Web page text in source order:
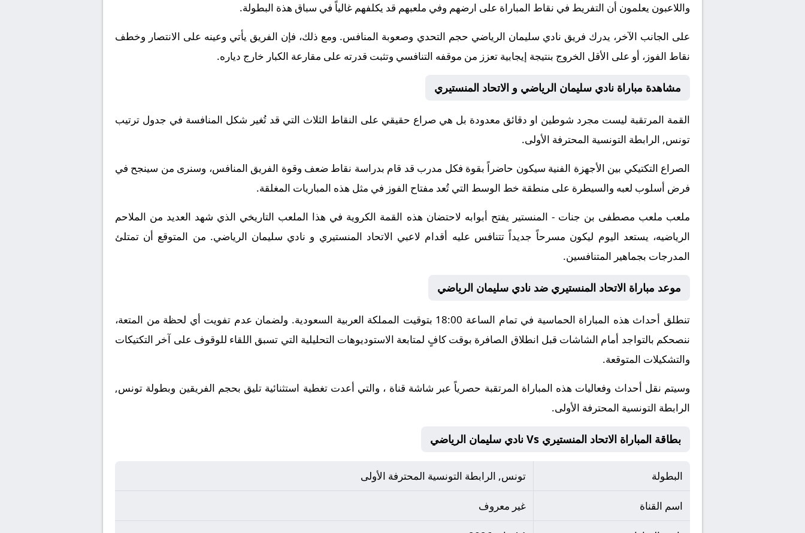
واللاعبون يعلمون أن التفريط في نقاط المباراة على ارضهم وفي ملعبهم قد يكلفهم غالياً في سباق هذة البطولة.
على الجانب الآخر، يدرك فريق نادي سليمان الرياضي حجم التحدي وصعوبة المنافس. ومع ذلك، فإن الفريق يأتي وعينه على الانتصار وخطف
نقاط الفوز، أو على الأقل الخروج بنتيجة إيجابية تعزز من موقفه التنافسي وتثبت قدرته على مقارعة الكبار خارج دياره.
مشاهدة مباراة نادي سليمان الرياضي و الاتحاد المنستيري
القمة المرتقبة ليست مجرد شوطين او دقائق معدودة بل هي صراع حقيقي على النقاط الثلاث التي قد تُغير شكل المنافسة في جدول ترتيب
تونس, الرابطة التونسية المحترفة الأولى.
الصراع التكتيكي بين الأجهزة الفنية سيكون حاضراً بقوة فكل مدرب قد قام بدراسة نقاط ضعف وقوة الفريق المنافس، وسنرى من سينجح في
فرض أسلوب لعبه والسيطرة على منطقة خط الوسط التي تُعد مفتاح الفوز في مثل هذه المباريات المغلقة.
ملعب ملعب مصطفى بن جنات - المنستير يفتح أبوابه لاحتضان هذه القمة الكروية في هذا الملعب التاريخي الذي شهد العديد من الملاحم
الرياضيه، يستعد اليوم ليكون مسرحاً جديداً تتنافس عليه أقدام لاعبي الاتحاد المنستيري و نادي سليمان الرياضي. من المتوقع أن تمتلئ
المدرجات بجماهير المتنافسين.
موعد مباراة الاتحاد المنستيري ضد نادي سليمان الرياضي
تنطلق أحداث هذه المباراة الحماسية في تمام الساعة 18:00 بتوقيت المملكة العربية السعودية. ولضمان عدم تفويت أي لحظة من المتعة،
ننصحكم بالتواجد أمام الشاشات قبل انطلاق الصافرة بوقت كافٍ لمتابعة الاستوديوهات التحليلية التي تسبق اللقاء للوقوف على آخر التكتيكات
والتشكيلات المتوقعة.
​وسيتم نقل أحداث وفعاليات هذه المباراة المرتقبة حصرياً عبر شاشة قناة ، والتي أعدت تغطية استثنائية تليق بحجم الفريقين وبطولة تونس,
الرابطة التونسية المحترفة الأولى.
بطاقة المباراة الاتحاد المنستيري Vs نادي سليمان الرياضي
البطولة تونس, الرابطة التونسية المحترفة الأولى
اسم القناة غير معروف